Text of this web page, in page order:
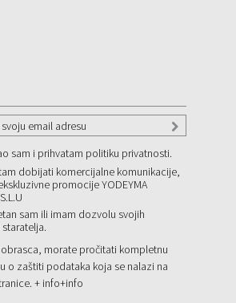
sam i prihvatam politiku privatnosti.
dobijati komercijalne komunikacije,
promocije YODEYMA
sam ili imam dozvolu svojih
obrasca, morate pročitati kompletnu
o zaštiti podataka koja se nalazi na
+ info+info